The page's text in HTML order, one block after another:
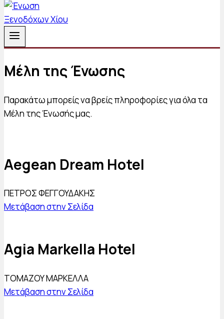
Μέλη της Ένωσης
Παρακάτω μπορείς να βρείς πληροφορίες για όλα τα
Μέλη της Ένωσής μας.
Aegean Dream Hotel
ΠΕΤΡΟΣ ΦΕΓΓΟΥΔΑΚΗΣ
Μετάβαση στην Σελίδα
Agia Markella Hotel
ΤΟΜΑΖΟΥ ΜΑΡΚΕΛΛΑ
Μετάβαση στην Σελίδα